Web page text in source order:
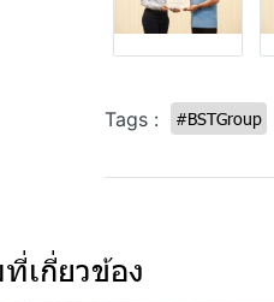
Tags : #BSTGroup
เกี่ยวข้อง